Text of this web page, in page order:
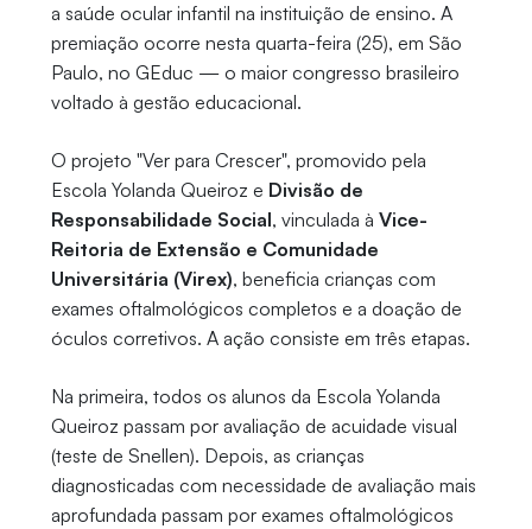
a saúde ocular infantil na instituição de ensino. A
premiação ocorre nesta quarta-feira (25), em São
Paulo, no GEduc — o maior congresso brasileiro
voltado à gestão educacional.
O projeto "Ver para Crescer", promovido pela
Escola Yolanda Queiroz e Divisão de
Responsabilidade Social, vinculada à Vice-
Reitoria de Extensão e Comunidade
Universitária (Virex), beneficia crianças com
exames oftalmológicos completos e a doação de
óculos corretivos. A ação consiste em três etapas.
Na primeira, todos os alunos da Escola Yolanda
Queiroz passam por avaliação de acuidade visual
(teste de Snellen). Depois, as crianças
diagnosticadas com necessidade de avaliação mais
aprofundada passam por exames oftalmológicos